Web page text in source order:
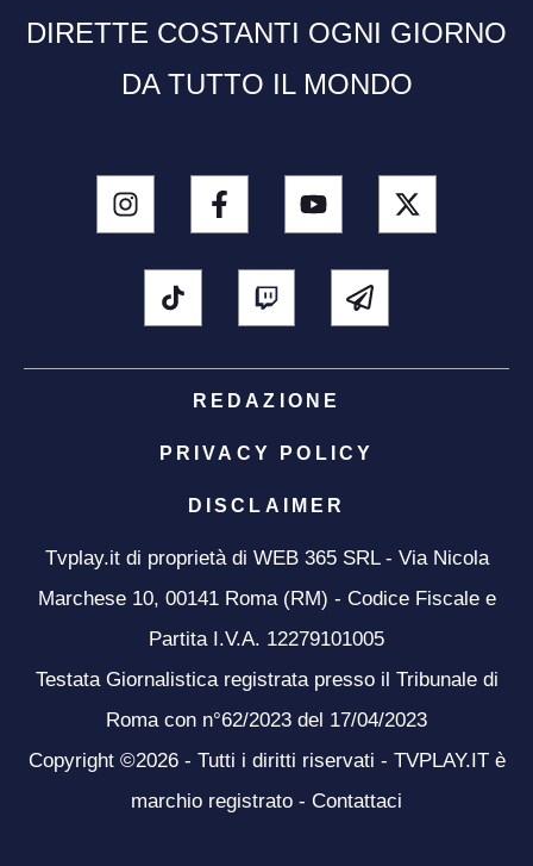
DIRETTE COSTANTI OGNI GIORNO
DA TUTTO IL MONDO
REDAZIONE
PRIVACY POLICY
DISCLAIMER
Tvplay.it di proprietà di WEB 365 SRL - Via Nicola
Marchese 10, 00141 Roma (RM) - Codice Fiscale e
Partita I.V.A. 12279101005
Testata Giornalistica registrata presso il Tribunale di
Roma con n°62/2023 del 17/04/2023
Copyright ©2026 - Tutti i diritti riservati - TVPLAY.IT è
marchio registrato - Contattaci